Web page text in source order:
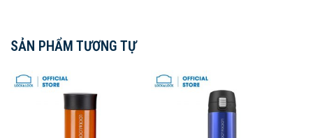
SẢN PHẨM TƯƠNG TỰ